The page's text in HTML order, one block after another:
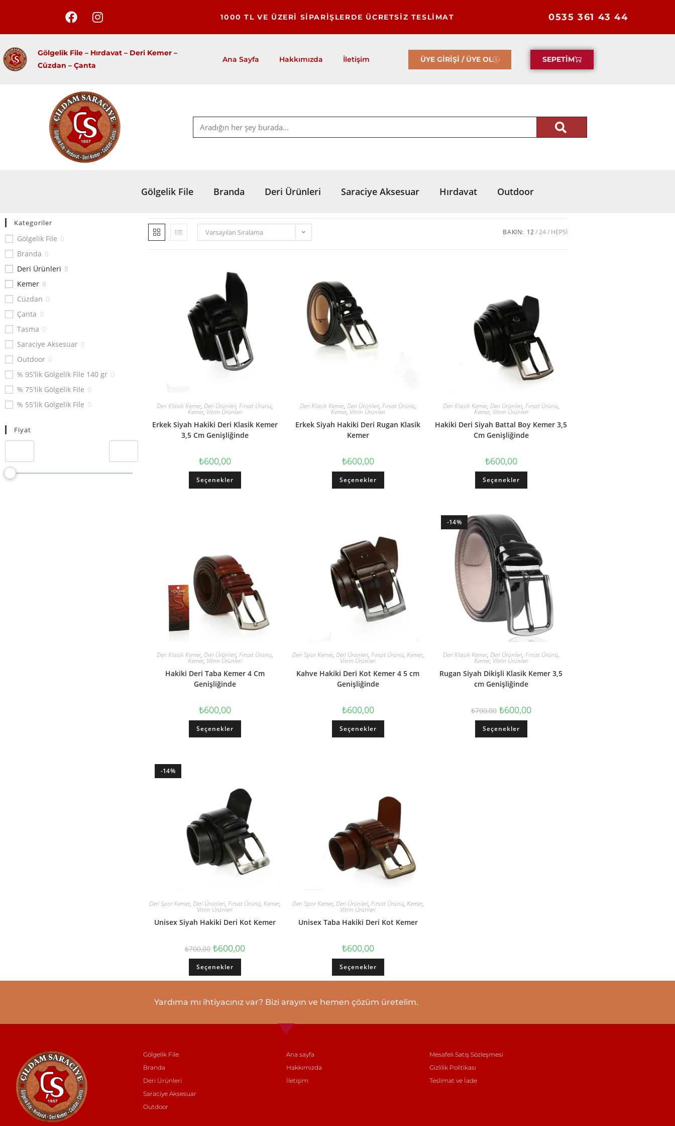
1000 TL VE ÜZERİ SİPARİŞLERDE ÜCRETSİZ TESLİMAT 0535 361 43 44
Gölgelik File – Hırdavat – Deri Kemer –
Cüzdan – Çanta
Ana Sayfa Hakkımızda İletişim ÜYE GİRİŞİ / ÜYE OL SEPETİM
Gölgelik File Branda Deri Ürünleri Saraciye Aksesuar Hırdavat Outdoor
Kategoriler
Gölgelik File 0
Branda 0
Deri Ürünleri 8
Kemer 8
Cüzdan 0
Çanta 0
Tasma 0
Saraciye Aksesuar 0
Outdoor 0
% 95'lik Gölgelik File 140 gr 0
% 75'lik Gölgelik File 0
% 55'lik Gölgelik File 0
Ebatlı Çadır Branda
Polyester Branda
Fiyat
Varsayılan Sıralama BAKIN: 12 24 HEPSI
Deri Klasik Kemer, Deri Ürünleri, Fırsat Ürünü,
Kemer, Vitrin Ürünleri
Erkek Siyah Hakiki Deri Klasik Kemer
3,5 Cm Genişliğinde
₺600,00
Seçenekler
Deri Klasik Kemer, Deri Ürünleri, Fırsat Ürünü,
Kemer, Vitrin Ürünleri
Erkek Siyah Hakiki Deri Rugan Klasik
Kemer
₺600,00
Seçenekler
Deri Klasik Kemer, Deri Ürünleri, Fırsat Ürünü,
Kemer, Vitrin Ürünleri
Hakiki Deri Siyah Battal Boy Kemer 3,5
Cm Genişliğinde
₺600,00
Seçenekler
Deri Klasik Kemer, Deri Ürünleri, Fırsat Ürünü,
Kemer, Vitrin Ürünleri
Hakiki Deri Taba Kemer 4 Cm
Genişliğinde
₺600,00
Seçenekler
Deri Spor Kemer, Deri Ürünleri, Fırsat Ürünü, Kemer,
Vitrin Ürünleri
Kahve Hakiki Deri Kot Kemer 4 5 cm
Genişliğinde
₺600,00
Seçenekler
-14%
Deri Klasik Kemer, Deri Ürünleri, Fırsat Ürünü,
Kemer, Vitrin Ürünleri
Rugan Siyah Dikişli Klasik Kemer 3,5
cm Genişliğinde
₺700,00 ₺600,00
Seçenekler
-14%
Deri Spor Kemer, Deri Ürünleri, Fırsat Ürünü, Kemer,
Vitrin Ürünleri
Unisex Siyah Hakiki Deri Kot Kemer
₺700,00 ₺600,00
Seçenekler
Deri Spor Kemer, Deri Ürünleri, Fırsat Ürünü, Kemer,
Vitrin Ürünleri
Unisex Taba Hakiki Deri Kot Kemer
₺600,00
Seçenekler
Yardıma mı ihtiyacınız var? Bizi arayın ve hemen çözüm üretelim.
Gölgelik File
Branda
Deri Ürünleri
Saraciye Aksesuar
Outdoor
Ana sayfa
Hakkımızda
İletişim
Mesafeli Satış Sözleşmesi
Gizlilik Politikası
Teslimat ve İade